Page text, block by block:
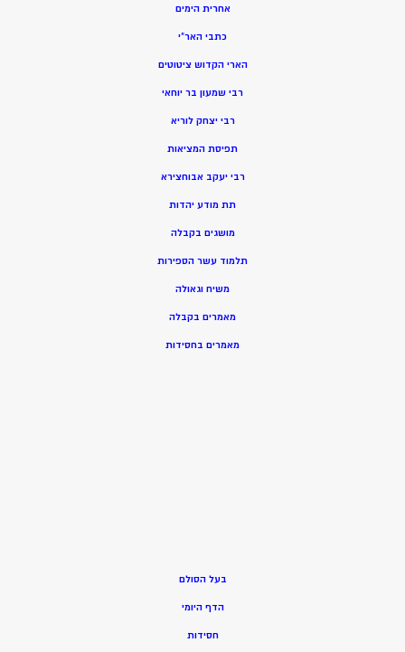
אחרית הימים
כתבי האר”י
הארי הקדוש ציטוטים
רבי שמעון בר יוחאי
רבי יצחק לוריא
תפיסת המציאות
רבי יעקב אבוחצירא
תת מודע יהדות
מושגים בקבלה
תלמוד עשר הספירות
משיח וגאולה
מאמרים בקבלה
מאמרים בחסידות
בעל הסולם
הדף היומי
חסידות